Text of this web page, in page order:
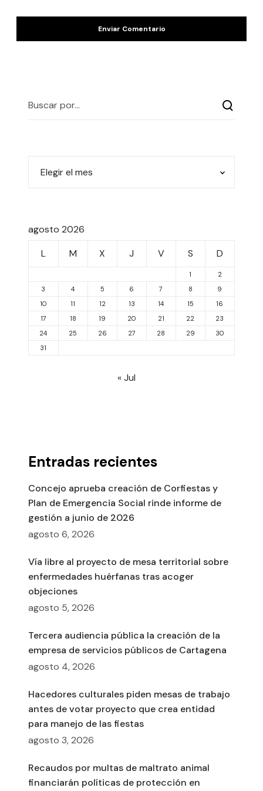
agosto 2026
L
M X J V S D
1
2
3
4 5 6 7 8
9
10
11 12 13 14 15
16
17
18 19 20 21 22
23
24
25 26 27 28 29
30
31
« Jul
Entradas recientes
Concejo aprueba creación de Corfiestas y
Plan de Emergencia Social rinde informe de
gestión a junio de 2026
agosto 6, 2026
Vía libre al proyecto de mesa territorial sobre
enfermedades huérfanas tras acoger
objeciones
agosto 5, 2026
Tercera audiencia pública la creación de la
empresa de servicios públicos de Cartagena
agosto 4, 2026
Hacedores culturales piden mesas de trabajo
antes de votar proyecto que crea entidad
para manejo de las fiestas
agosto 3, 2026
Recaudos por multas de maltrato animal
financiarán políticas de protección en